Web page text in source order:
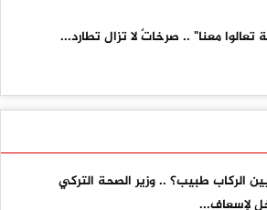
تعالوا معنا" .. صرخاتٌ لا تزال تطارد...
الركاب طبيب؟ .. وزير الصحة التركي
لإسعاف...